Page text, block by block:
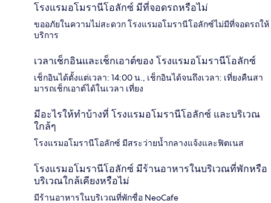
โรงแรมอโมรานีโอลักซ์ มีที่จอดรถหรือไม่
ขออภัยในความไม่สะดวก โรงแรมอโมรานีโอลักซ์ไม่มีที่จอดรถให้
บริการ
เวลาเช็กอินและเช็กเอาต์ของ โรงแรมอโมรานีโอลักซ์
เช็กอินได้ตั้งแต่เวลา: 14:00 น., เช็กอินได้จนถึงเวลา: เที่ยงคืนสา
มารถเช็กเอาต์ได้ในเวลา เที่ยง
มีอะไรให้ทำบ้างที่ โรงแรมอโมรานีโอลักซ์ และบริเวณ
ใกล้ๆ
โรงแรมอโมรานีโอลักซ์ มีสระว่ายน้ำกลางแจ้งและฟิตเนส
โรงแรมอโมรานีโอลักซ์ มีร้านอาหารในบริเวณที่พักหรือ
บริเวณใกล้เคียงหรือไม่
มีร้านอาหารในบริเวณที่พักชื่อ NeoCafe